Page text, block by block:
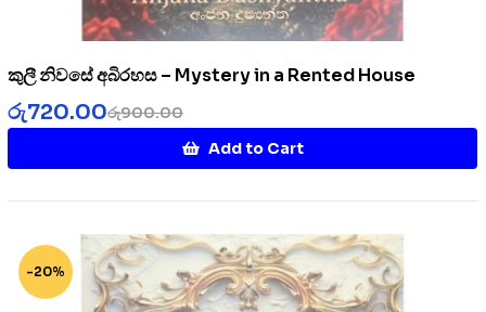
කුලී නිවසේ අබිරහස – Mystery in a Rented House
රු900.00
රු720.00
Add to Cart
-20%